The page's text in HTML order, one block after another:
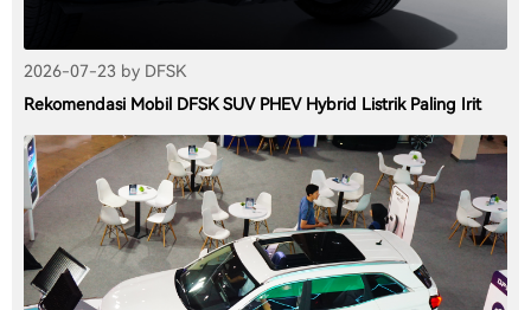
2026-07-23 by DFSK
Rekomendasi Mobil DFSK SUV PHEV Hybrid Listrik Paling Irit